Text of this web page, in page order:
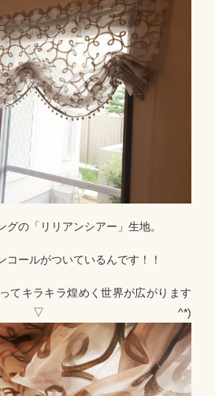
グの「リリアンシアー」生地。
コールがついているんです！！
てキラキラ煌めく世界が広がります